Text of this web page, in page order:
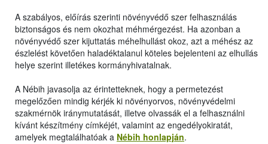
A szabályos, előírás szerinti növényvédő szer felhasználás
biztonságos és nem okozhat méhmérgezést. Ha azonban a
növényvédő szer kijuttatás méhelhullást okoz, azt a méhész az
észlelést követően haladéktalanul köteles bejelenteni az elhullás
helye szerint illetékes kormányhivatalnak.
A Nébih javasolja az érintetteknek, hogy a permetezést
megelőzően mindig kérjék ki növényorvos, növényvédelmi
szakmérnök iránymutatását, illetve olvassák el a felhasználni
kívánt készítmény címkéjét, valamint az engedélyokiratát,
amelyek megtalálhatóak a Nébih honlapján.